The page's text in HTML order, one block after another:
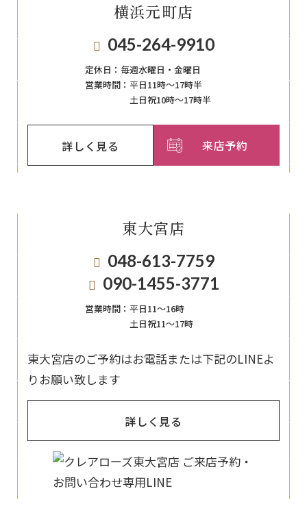
横浜元町店
045-264-9910
定休日： 毎週⽔曜⽇‧⾦曜⽇
営業時間： 平日11時～17時半
土日祝10時～17時半
詳しく見る 来店予約
東大宮店
048-613-7759
090-1455-3771
営業時間： 平日11〜16時
土日祝11〜17時
東大宮店のご予約はお電話または下記のLINEよ
りお願い致します
詳しく見る